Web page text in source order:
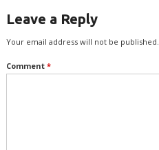
Leave a Reply
Your email address will not be published.
Comment *